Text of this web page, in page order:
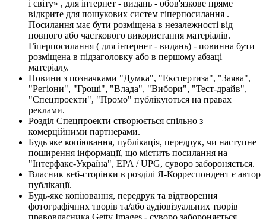
і світу» , для інтернет - видань - обов'язкове пряме
відкрите для пошукових систем гіперпосилання .
Посилання має бути розміщена в незалежності від
повного або часткового використання матеріалів.
Гіперпосилання ( для інтернет - видань) - повинна бути
розміщена в підзаголовку або в першому абзаці
матеріалу.
Новини з позначками "Думка", "Експертиза", "Заява",
"Регіони", "Гроші", "Влада", "Вибори", "Тест-драйв",
"Спецпроекти", "Промо" публікуються на правах
реклами.
Розділ Спецпроекти створюється спільно з
комерційними партнерами.
Будь яке копіювання, публікація, передрук, чи наступне
поширення інформації, що містить посилання на
"Інтерфакс-Україна", EPA / UPG, суворо забороняється.
Власник веб-сторінки в розділі Я-Корреспондент є автор
публікації.
Будь-яке копіювання, передрук та відтворення
фотографічних творів та/або аудіовізуальних творів
правовласника Getty Images - суворо забороняється.